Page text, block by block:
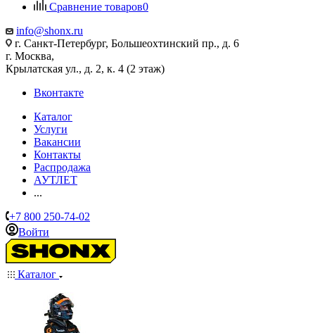
Сравнение товаров0
info@shonx.ru
г. Санкт-Петербург, Большеохтинский пр., д. 6
г. Москва,
Крылатская ул., д. 2, к. 4 (2 этаж)
Вконтакте
Каталог
Услуги
Вакансии
Контакты
Распродажа
АУТЛЕТ
...
+7 800 250-74-02
Войти
Каталог